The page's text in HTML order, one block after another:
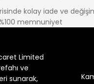
kolay iade ve
%100 memnuniyet
Limited
ve
sunarak,